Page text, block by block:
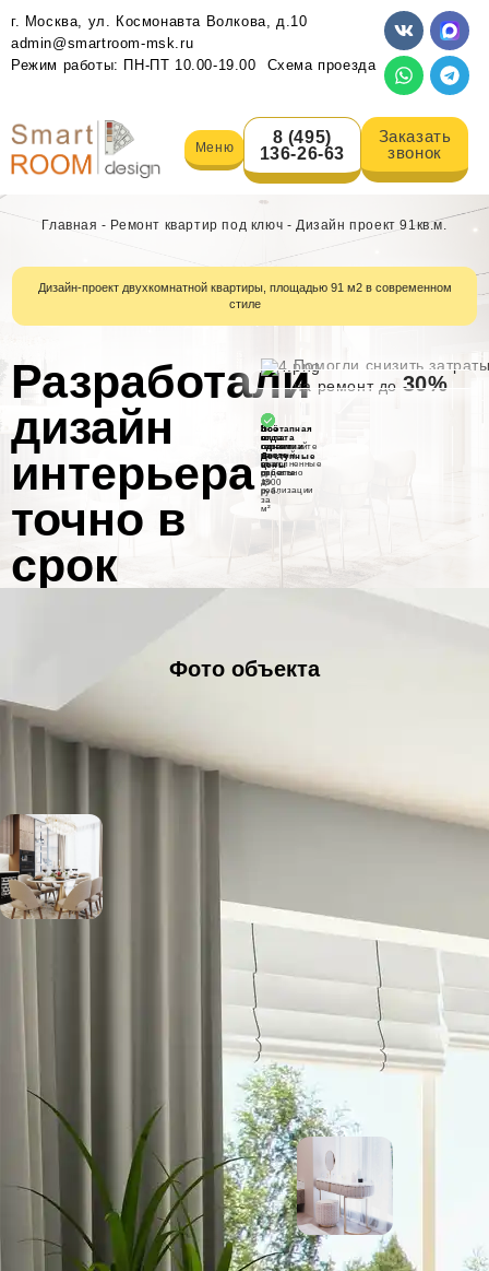
г. Москва, ул. Космонавта Волкова, д.10
admin@smartroom-msk.ru
Режим работы: ПН-ПТ 10.00-19.00
Схема проезда
Меню
8 (495)
136-26-63
Заказать
звонок
Главная - Ремонт квартир под ключ - Дизайн проект 91кв.м.
Дизайн-проект двухкомнатной квартиры, площадью 91 м2 в современном
стиле
Разработали
дизайн
интерьера
точно в
срок
Всё
в
одном
месте
от
проекта
до
реализации
3
года
гарантии
на
выполненные
работы
Поэтапная
оплата
оплачивайте
каждый
этап
отдельно
Доступные
цены
от
1500
руб.
за
м²
Помогли снизить
на ремонт до 30%
Фото объекта